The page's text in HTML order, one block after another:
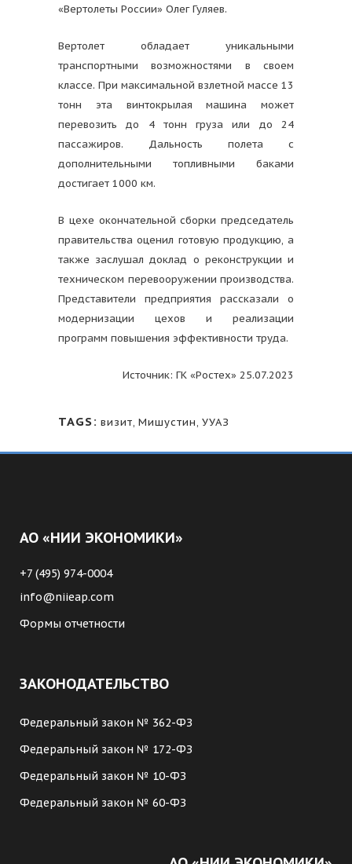
«Вертолеты России» Олег Гуляев.
Вертолет обладает уникальными
транспортными возможностями в своем
классе. При максимальной взлетной массе 13
тонн эта винтокрылая машина может
перевозить до 4 тонн груза или до 24
пассажиров. Дальность полета с
дополнительными топливными баками
достигает 1000 км.
В цехе окончательной сборки председатель
правительства оценил готовую продукцию, а
также заслушал доклад о реконструкции и
техническом перевооружении производства.
Представители предприятия рассказали о
модернизации цехов и реализации
программ повышения эффективности труда.
Источник: ГК «Ростех» 25.07.2023
TAGS: визит, Мишустин, УУАЗ
АО «НИИ ЭКОНОМИКИ»
+7 (495) 974-0004
info@niieap.com
Формы отчетности
ЗАКОНОДАТЕЛЬСТВО
Федеральный закон № 362-ФЗ
Федеральный закон № 172-ФЗ
Федеральный закон № 10-ФЗ
Федеральный закон № 60-ФЗ